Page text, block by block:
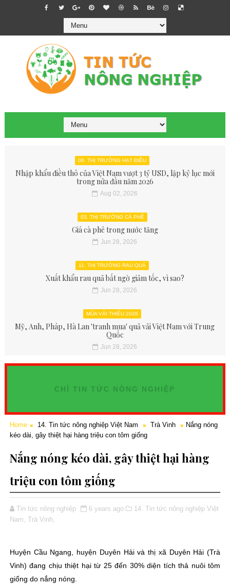
06. THỊ TRƯỜNG HẠT ĐIỀU
Nhập khẩu điều thô của Việt Nam vượt 3 tỷ USD, lập kỷ lục mới
trong nửa đầu năm 2026
Aug 02, 2026
03. THỊ TRƯỜNG CÀ PHÊ
Giá cà phê trong nước tăng
Jun 28, 2026
11. THỊ TRƯỜNG RAU QUẢ
Xuất khẩu rau quả bất ngờ giảm tốc, vì sao?
Jun 28, 2026
MÙA VẢI THIỀU 2026
Mỹ, Anh, Pháp, Hà Lan 'tranh mua' quả vải Việt Nam với Trung
Quốc
Jun 28, 2026
CHỈ TIN TỨC NÔNG NGHIỆP
Home 14. Tin tức nông nghiệp Việt Nam Trà Vinh
Nắng nóng
kéo dài, gây thiệt hại hàng triệu con tôm giống
Nắng nóng kéo dài, gây thiệt hại hàng
triệu con tôm giống
Tin tức nông nghiệp 6 years ago
14. Tin tức nông nghiệp Việt
Nam, Trà Vinh,
Huyện Cầu Ngang, huyện Duyên Hải và thị xã Duyên Hải (Trà
Vinh) đang chịu thiệt hại từ 25 đến 30% diện tích thả nuôi tôm
giống do nắng nóng.